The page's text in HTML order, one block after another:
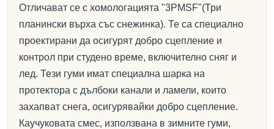
Отличават се с хомологацията "3PMSF"(Три
планински върха със снежинка). Те са специално
проектирани да осигурят добро сцепление и
контрол при студено време, включително сняг и
лед. Тези гуми имат специална шарка на
протектора с дълбоки канали и ламели, които
захапват снега, осигурявайки добро сцепление.
Каучуковата смес, използвана в зимните гуми,